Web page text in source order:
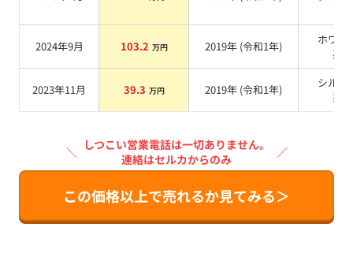
2024年9月 103.2 万円 2019年 (令和1年)
ホワイ
系
2023年11月 39.3 万円 2019年 (令和1年)
シルバ
系
＼ しつこい営業電話は一切ありません。
連絡はセルカからのみ
／
この価格以上で売れるか見てみる＞